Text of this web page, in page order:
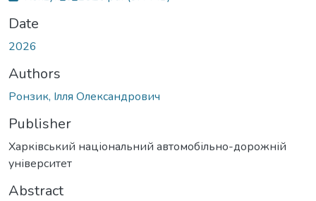
Date
2026
Authors
Ронзик, Ілля Олександрович
Publisher
Харківський національний автомобільно-дорожній
університет
Abstract